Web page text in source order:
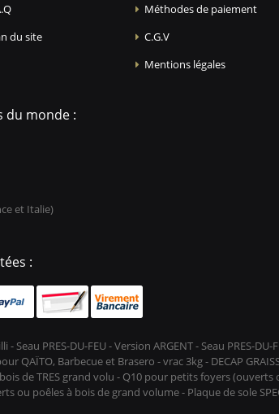
du site
Méthodes de paiement
C.G.V
Mentions légales
du monde :
et Italie)
:
- Seau PRES-DU-FEU - Version ARGENT - Seau
QAÏTO, Barbecue et Brasero - vrac 3kg - DECAP
de TRES grand volu - Q10 pour petits foyers
ou poêles à bois de grand volume - Plaque de sole